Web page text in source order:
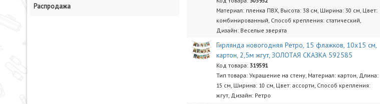
Распродажа
Материал: пленка ПВХ, Высота: 38 см, Ширина: 30 см, Цвет:
комбинированный, Способ крепления: статический,
Дизайн: Веселые зверята
Гирлянда новогодняя Ретро, 15 флажков, 10х15 см,
картон, 2,5м жгут, ЗОЛОТАЯ СКАЗКА 592585
Код товара:319591
Тип товара: Украшение на стену, Материал: картон, Длина:
15 см, Ширина: 10 см, Цвет: ассорти, Способ крепления:
жгут, Дизайн: Ретро